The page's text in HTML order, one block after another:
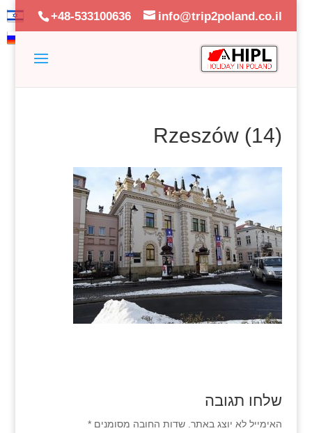
+48-533100636 info@trip2poland.co.il
Rzeszów (14)
שלחו תגובה
האימייל לא יוצג באתר. שדות החובה מסומנים *